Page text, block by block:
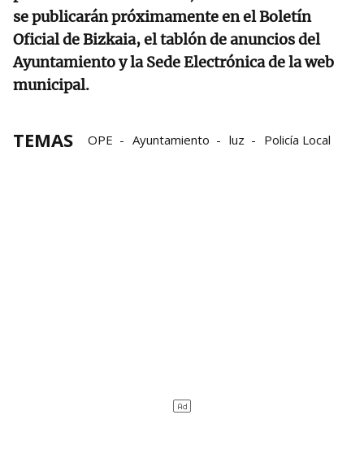
se publicarán próximamente en el Boletín
Oficial de Bizkaia, el tablón de anuncios del
Ayuntamiento y la Sede Electrónica de la web
municipal.
TEMAS OPE Ayuntamiento luz Policía Local